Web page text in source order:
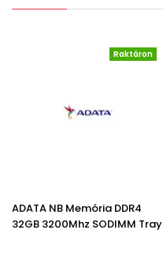
Raktáron
ADATA NB Memória DDR4
32GB 3200Mhz SODIMM Tray